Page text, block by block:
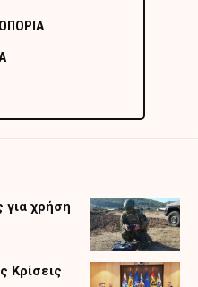
για χρήση
Κρίσεις